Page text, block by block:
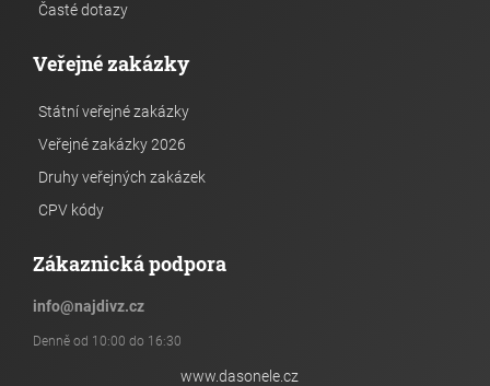
Časté dotazy
Veřejné zakázky
Státní veřejné zakázky
Veřejné zakázky 2026
Druhy veřejných zakázek
CPV kódy
Zákaznická podpora
info@najdivz.cz
Denně od 10:00 do 16:30
www.dasonele.cz